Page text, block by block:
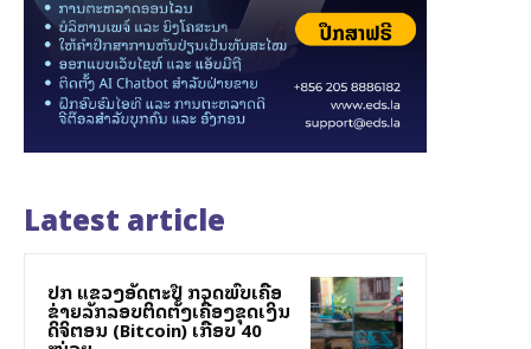
Latest article
ປກສ ແຂວງອັດຕະປື ກວດພົບເຄືອ
ຂ່າຍລັກລອບຕິດຕັ້ງເຄື່ອງຂຸດເງິນ
ດິຈິຕອນ (Bitcoin) ເກືອບ 40